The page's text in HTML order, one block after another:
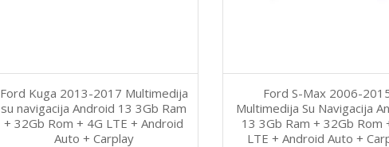
Ford Kuga 2013-2017 Multimedija
su navigacija Android 13 3Gb Ram
+ 32Gb Rom + 4G LTE + Android
Auto + Carplay
Ford S-Max 2006-
Multimedija Su Navigacija
13 3Gb Ram + 32Gb Rom
LTE + Android Auto +